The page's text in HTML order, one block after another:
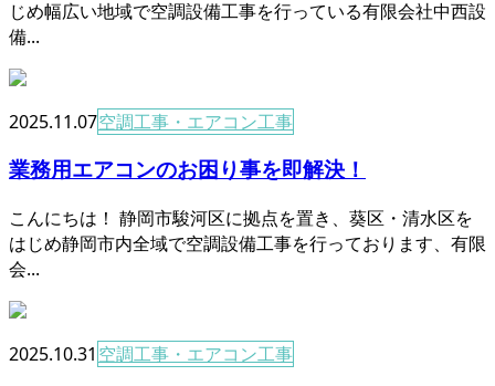
じめ幅広い地域で空調設備工事を行っている有限会社中西設
備...
2025.11.07空調工事・エアコン工事
業務用エアコンのお困り事を即解決！
こんにちは！ 静岡市駿河区に拠点を置き、葵区・清水区を
はじめ静岡市内全域で空調設備工事を行っております、有限
会...
2025.10.31 空調工事・エアコン工事